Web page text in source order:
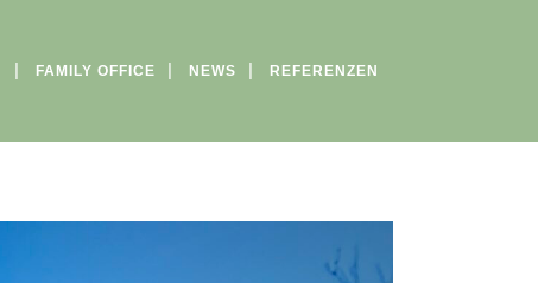
FAMILY OFFICE NEWS REFERENZEN